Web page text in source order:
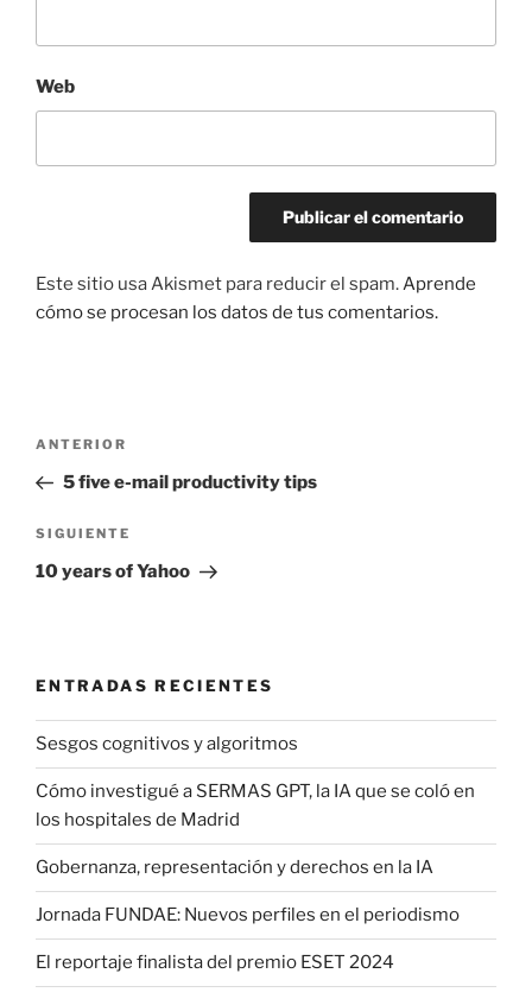
Web
Este sitio usa Akismet para reducir el spam.Aprende
cómo se procesan los datos de tus comentarios.
Navegación
entradas
Entrada
anterior:
ANTERIOR
5 five e-mail productivity tips
Siguiente
entrada
SIGUIENTE
10 years of Yahoo
ENTRADAS RECIENTES
Sesgos cognitivos y algoritmos
Cómo investigué a SERMAS GPT, la IA que se coló en
los hospitales de Madrid
Gobernanza, representación y derechos en la IA
Jornada FUNDAE: Nuevos perfiles en el periodismo
El reportaje finalista del premio ESET 2024